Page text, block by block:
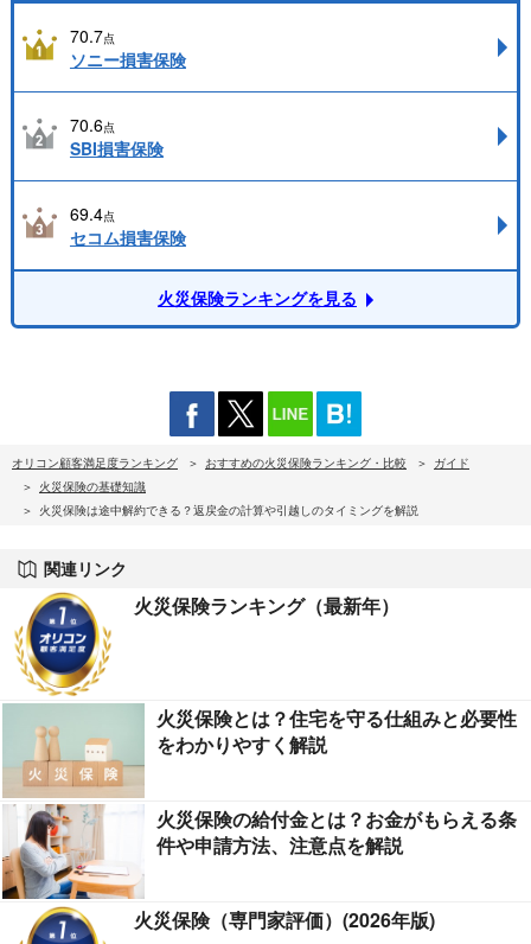
70.7点
ソニー損害保険
70.6点
SBI損害保険
69.4点
セコム損害保険
火災保険ランキングを見る
オリコン顧客満足度ランキング おすすめの火災保険ランキング・比較
ガイド
火災保険の基礎知識
火災保険は途中解約できる？返戻金の計算や引越しのタイミングを解説
関連リンク
火災保険ランキング（最新年）
火災保険とは？住宅を守る仕組みと必要性
をわかりやすく解説
火災保険の給付金とは？お金がもらえる条
件や申請方法、注意点を解説
火災保険（専門家評価）(2026年版)